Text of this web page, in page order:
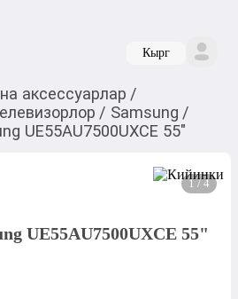
Кырг
аксессуарлар /
/ Samsung /
UE55AU7500UXCE 55"
1 / 4
UE55AU7500UXCE 55"